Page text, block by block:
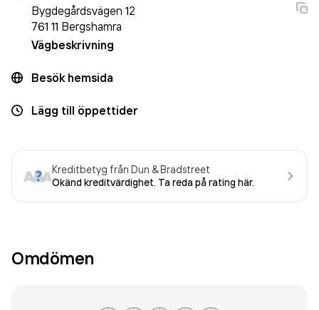
Bygdegårdsvägen 12
761 11 Bergshamra
Vägbeskrivning
Besök hemsida
Lägg till öppettider
Kreditbetyg från Dun & Bradstreet
Okänd kreditvärdighet. Ta reda på rating här.
Omdömen